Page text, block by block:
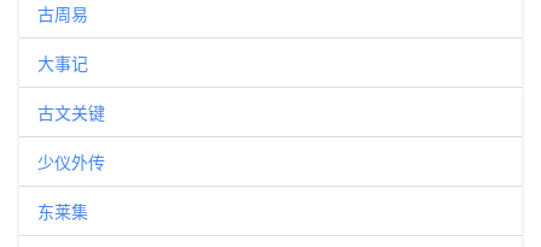
古周易
大事记
古文关键
少仪外传
东莱集